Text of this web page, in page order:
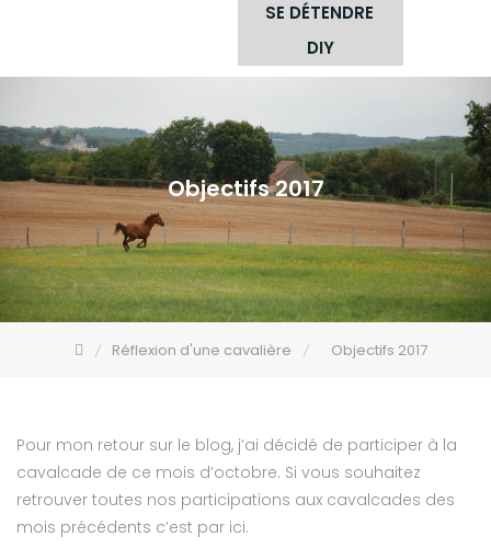
SE DÉTENDRE
DIY
Objectifs 2017
Réflexion d'une cavalière Objectifs 2017
Pour mon retour sur le blog, j’ai décidé de participer à la
cavalcade de ce mois d’octobre. Si vous souhaitez
retrouver toutes nos participations aux cavalcades des
mois précédents c’est par ici.